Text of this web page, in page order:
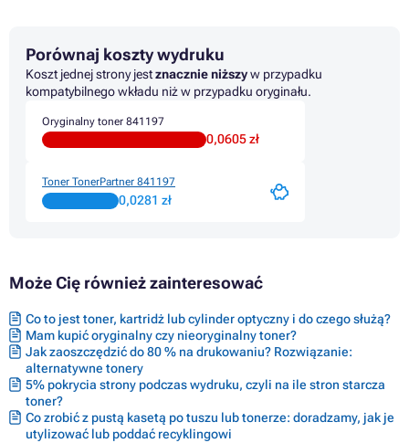
Tonery LANIER LD625C
Tonery RICOH AFICIO MP C2030
Tonery RICOH AFICIO MP C2050
Tonery RICOH AFICIO MP C2530
Tonery RICOH AFICIO MP C2550
Tonery RICOH AFICIO MP C2550CSP
Tonery RICOH AFICIO MP C2550SPF
Porównaj koszty wydruku
Koszt jednej strony jestznacznie niższyw przypadku
kompatybilnego wkładu niż w przypadku oryginału.
Oryginalny toner 841197
0,0605 zł
Toner TonerPartner 841197
0,0281 zł
Może Cię również zainteresować
Co to jest toner, kartridż lub cylinder optyczny i do czego służą?
Mam kupić oryginalny czy nieoryginalny toner?
Jak zaoszczędzić do 80 % na drukowaniu? Rozwiązanie:
alternatywne tonery
5% pokrycia strony podczas wydruku, czyli na ile stron starcza
toner?
Co zrobić z pustą kasetą po tuszu lub tonerze: doradzamy, jak je
utylizować lub poddać recyklingowi